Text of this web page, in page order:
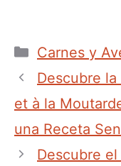
Categorías
Carnes y
Descubre
et à la
una Receta
Descubre